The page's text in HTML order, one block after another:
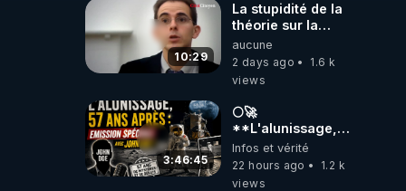
10:29
La stupidité de la
théorie sur la
responsabilité de
l’homme
concernant le
carbone.
aucune
2 days ago
1.6 k
views
3:46:45
🌕🚀
**L'alunissage,
57 ans après :
Émission spéciale
avec John Doe
Infos et vérité
22 hours ago
1.2 k
views